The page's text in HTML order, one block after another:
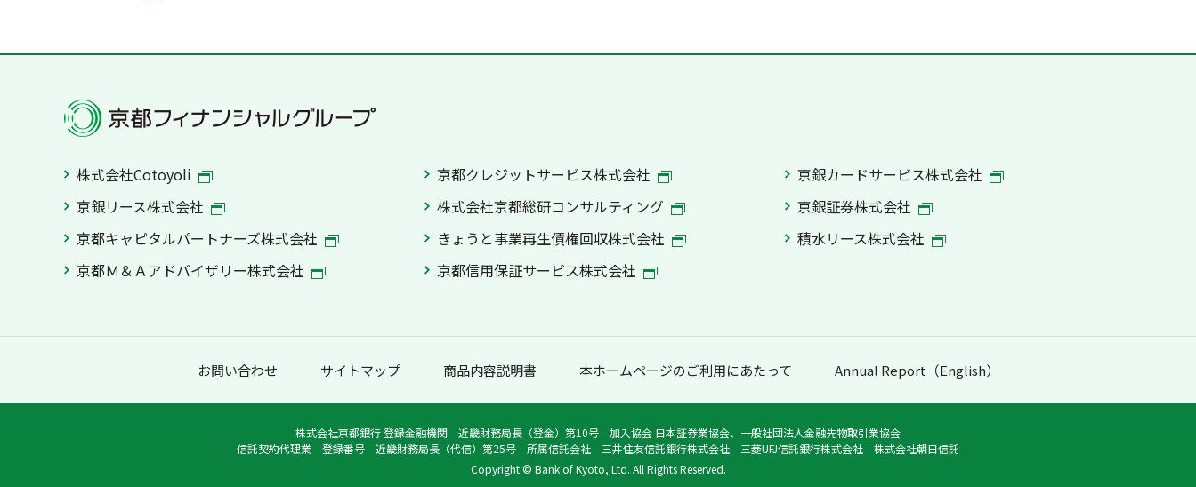
株式会社Cotoyoli 京都クレジットサービス株式会社
京銀カードサービス株式会社
京銀リース株式会社
株式会社京都総研コンサルティング
京銀証券株式会社
京都キャピタルパートナーズ株式会社
きょうと事業再生債権回収株式会社
積水リース株式会社
京都Ｍ＆Ａアドバイザリー株式会社
京都信用保証サービス株式会社
お問い合わせ サイトマップ 商品内容説明書 本ホームページのご利用にあたって Annual Report（English）
株式会社京都銀行 登録金融機関 近畿財務局長（登金）第10号 加入協会 日本証券業協会、一般社団法人金融先物取引業協会
信託契約代理業 登録番号 近畿財務局長（代信）第25号 所属信託会社 三井住友信託銀行株式会社 三菱UFJ信託銀行株式会社 株式会社朝日信託
Copyright © Bank of Kyoto, Ltd. All Rights Reserved.